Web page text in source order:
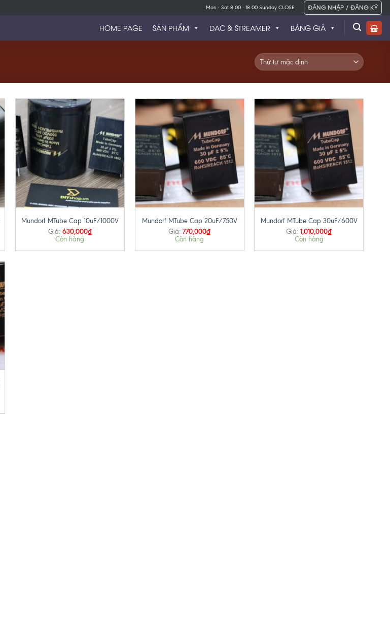
Mon - Sat 8.00 - 18.00 Sunday CLOSE ĐĂNG NHẬP / ĐĂNG KÝ
HOME PAGE SẢN PHẨM BẢNG GIÁ
DAC & STREAMER
+
Mundorf MTube Cap 10uF/1000V
Giá: 630,000₫
Còn hàng
+
Mundorf MTube Cap 20uF/750V
Giá: 770,000₫
Còn hàng
+
Mundorf MTube Cap 30uF/600V
Giá: 1,010,000₫
Còn hàng